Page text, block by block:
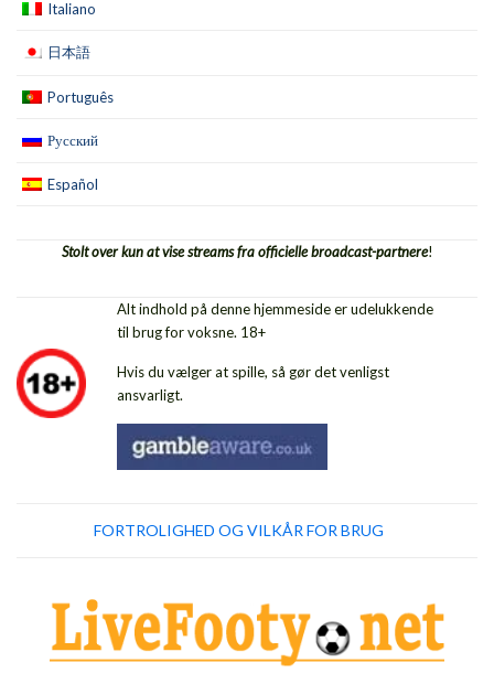
Italiano
日本語
Português
Русский
Español
Stolt over kun at vise streams fra officielle broadcast-partnere!
Alt indhold på denne hjemmeside er udelukkende
til brug for voksne. 18+
Hvis du vælger at spille, så gør det venligst
ansvarligt.
FORTROLIGHED OG VILKÅR FOR BRUG